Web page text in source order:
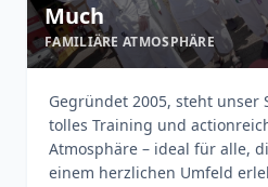
Much
FAMILIÄRE ATMOSPHÄRE
Gegründet 2005, steht
tolles Training und
Atmosphäre – ideal für alle,
einem herzlichen Umfeld